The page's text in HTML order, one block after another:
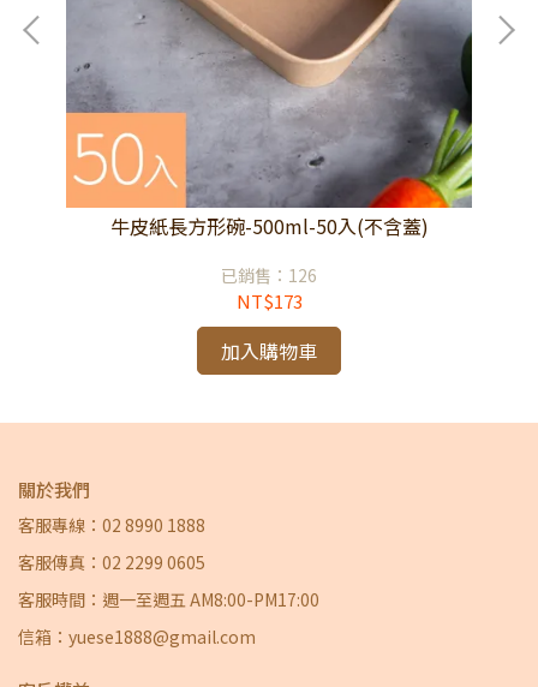
牛皮紙長方形碗-500ml-50入(不含蓋)
已銷售：126
NT$173
加入購物車
關於我們
客服專線：02 8990 1888
客服傳真：02 2299 0605
客服時間：週一至週五 AM8:00-PM17:00
信箱：yuese1888@gmail.com